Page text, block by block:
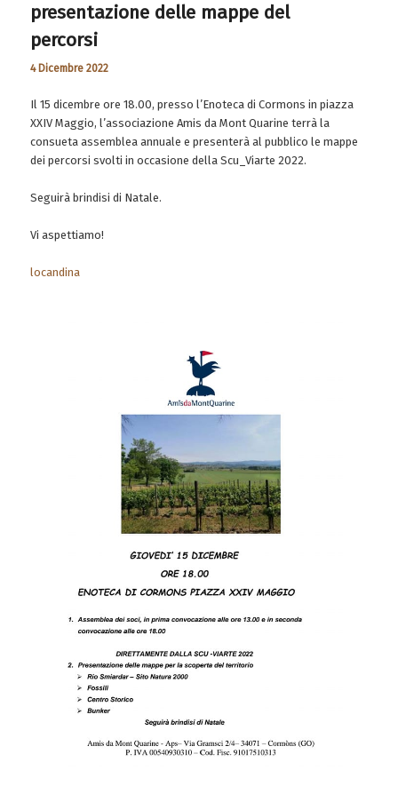
presentazione delle mappe del
percorsi
4 Dicembre 2022
Il 15 dicembre ore 18.00, presso l’Enoteca di Cormons in piazza
XXIV Maggio, l’associazione Amis da Mont Quarine terrà la
consueta assemblea annuale e presenterà al pubblico le mappe
dei percorsi svolti in occasione della Scu_Viarte 2022.
Seguirà brindisi di Natale.
Vi aspettiamo!
locandina